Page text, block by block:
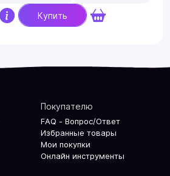
Купить
Покупателю
FAQ - Вопрос/Ответ
Избранные товары
Мои покупки
Онлайн инструменты